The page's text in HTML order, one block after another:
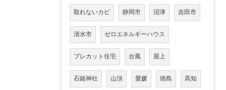
取れないカビ 静岡市 沼津 吉田市
清水市 ゼロエネルギーハウス
プレカット住宅 台風 屋上
石鎚神社 山頂 愛媛 徳島 高知